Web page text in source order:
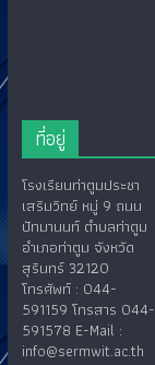
ที่อยู่
โรงเรียนท่าตูมประชา
เสริมวิทย์ หมู่ 9 ถนน
ปัทมานนท์ ตำบลท่าตูม
อำเภอท่าตูม จังหวัด
สุรินทร์ 32120
โทรศัพท์ : 044-
591159 โทรสาร 044-
591578 E-Mail :
info@sermwit.ac.th